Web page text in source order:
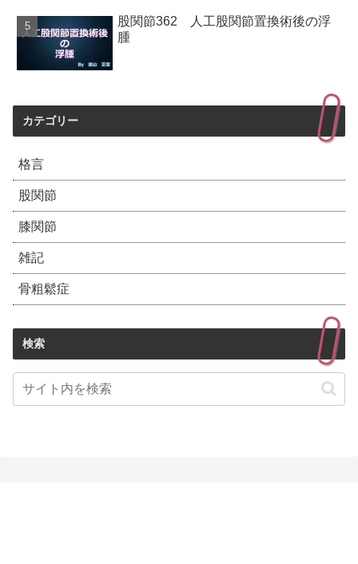
股関節362 人工股関節置換術後の浮
腫
カテゴリー
格言
股関節
膝関節
雑記
骨粗鬆症
検索